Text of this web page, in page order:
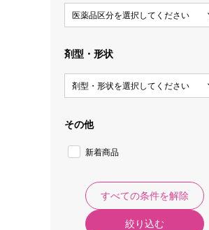
医薬品区分を選択してください
剤型・形状
剤型・形状を選択してください
その他
新着商品
すべての条件を解除
絞り込む